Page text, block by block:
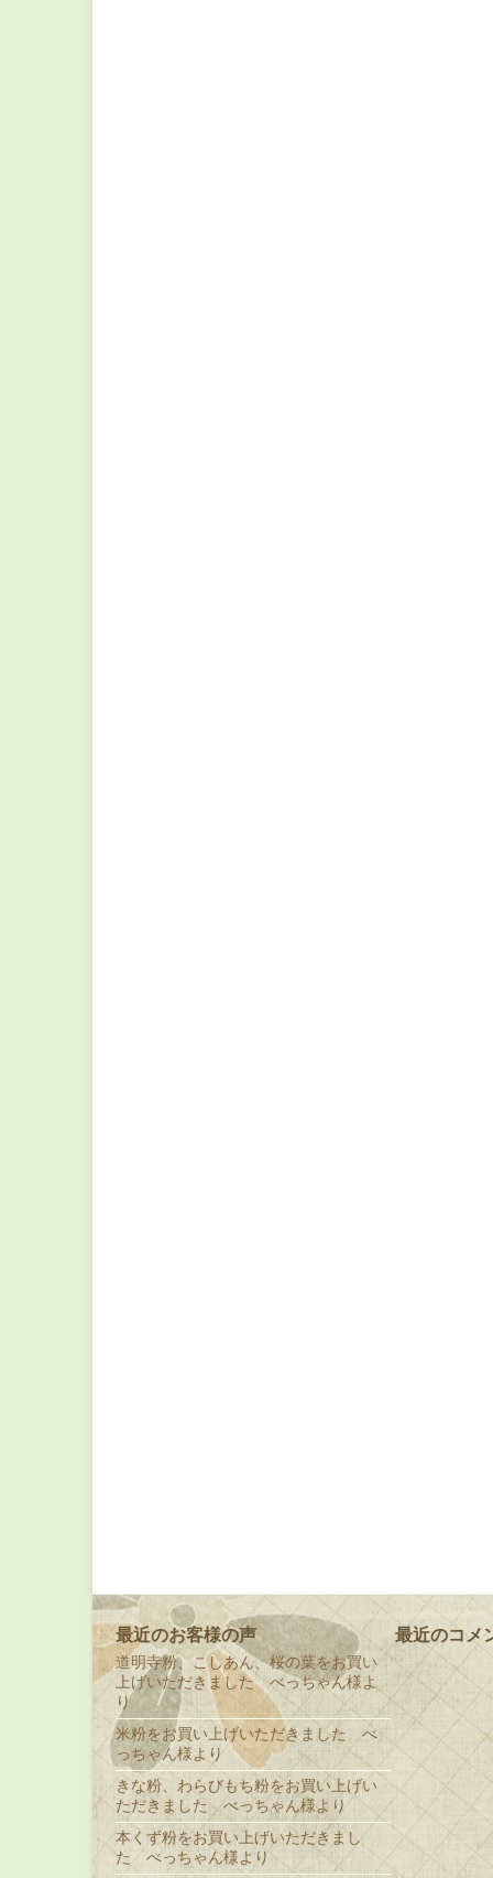
最近のお客様の声
道明寺粉、こしあん、桜の葉をお買い
上げいただきました べっちゃん様よ
り
米粉をお買い上げいただきました べ
っちゃん様より
きな粉、わらびもち粉をお買い上げい
ただきました べっちゃん様より
本くず粉をお買い上げいただきまし
た べっちゃん様より
最近のコメ